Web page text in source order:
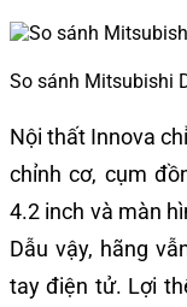
So sánh Mitsubishi
Nội thất Innova
chỉnh cơ, cụm
4.2 inch và màn
Dẫu vậy, hãng
tay điện tử. Lợi